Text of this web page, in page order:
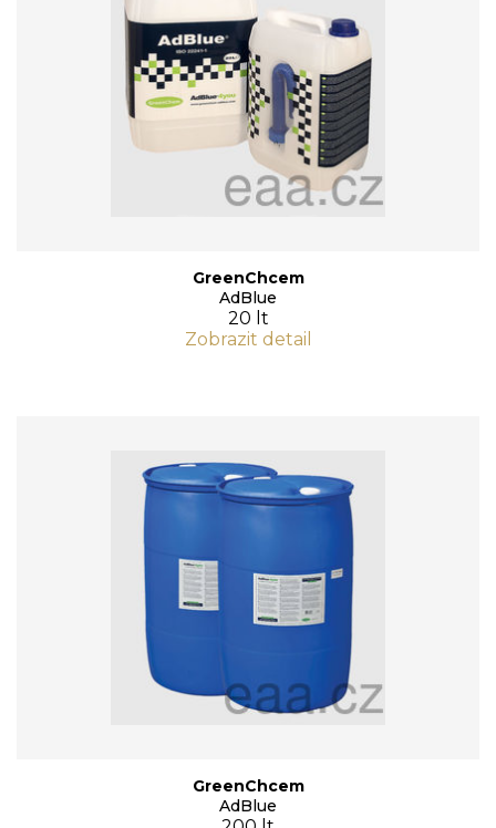
GreenChcem
AdBlue
20 lt
Zobrazit detail
GreenChcem
AdBlue